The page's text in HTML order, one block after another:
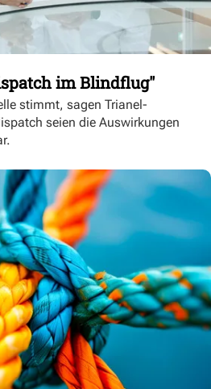
im Blindflug"
stimmt, sagen Trianel-
seien die Auswirkungen